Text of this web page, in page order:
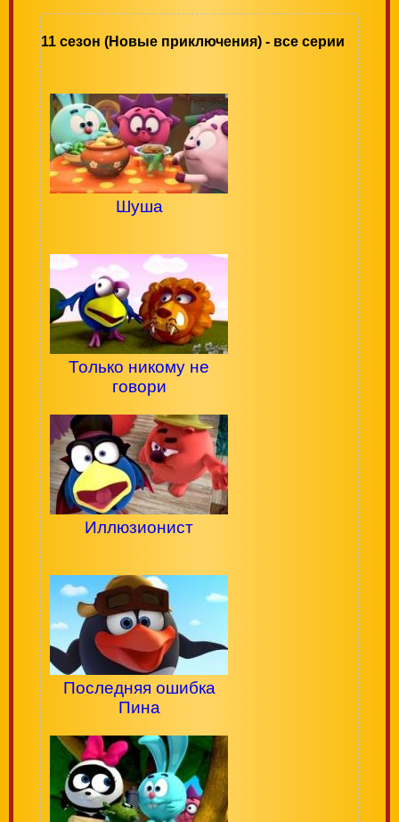
11 сезон (Новые приключения) - все серии
Шуша
Только никому не
говори
Иллюзионист
Последняя ошибка
Пина